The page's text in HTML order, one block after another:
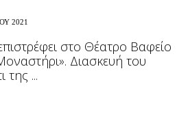
2021
στο Θέατρο Βαφείο
Διασκευή του
της ...